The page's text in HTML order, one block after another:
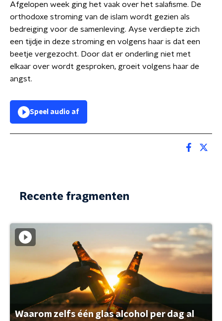
Afgelopen week ging het vaak over het salafisme. De
orthodoxe stroming van de islam wordt gezien als
bedreiging voor de samenleving. Ayse verdiepte zich
een tijdje in deze stroming en volgens haar is dat een
beetje vergezocht. Door dat er onderling niet met
elkaar over wordt gesproken, groeit volgens haar de
angst.
Speel audio af
Recente fragmenten
Waarom zelfs één glas alcohol per dag al